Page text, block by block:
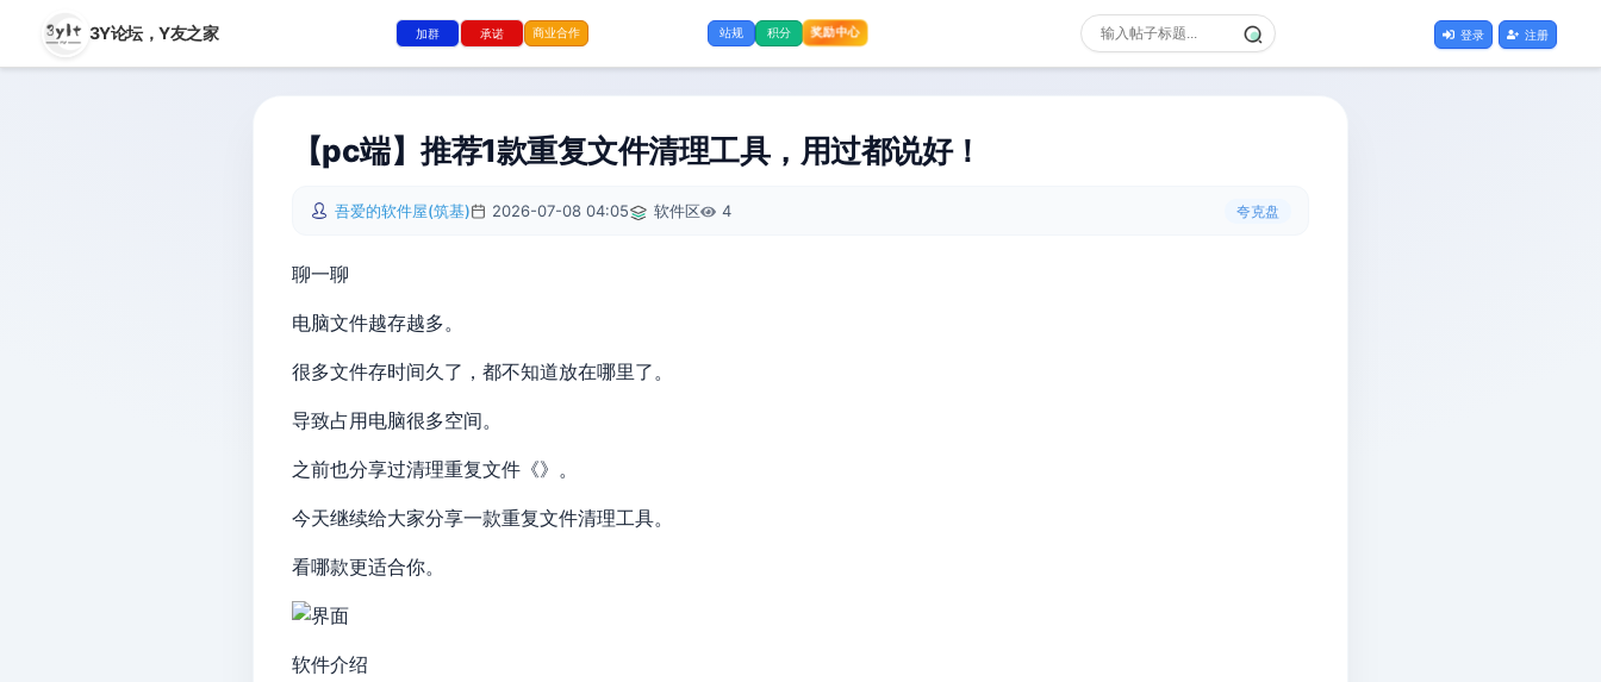
3Y论坛，Y友之家 加群 承诺 商业合作 站规 积分 奖励中心 登录 注册
【pc端】推荐1款重复文件清理工具，用过都说好！
吾爱的软件屋(筑基) 2026-07-08 04:05 软件区 4 夸克盘
聊一聊
电脑文件越存越多。
很多文件存时间久了，都不知道放在哪里了。
导致占用电脑很多空间。
之前也分享过清理重复文件《》。
今天继续给大家分享一款重复文件清理工具。
看哪款更适合你。
软件介绍